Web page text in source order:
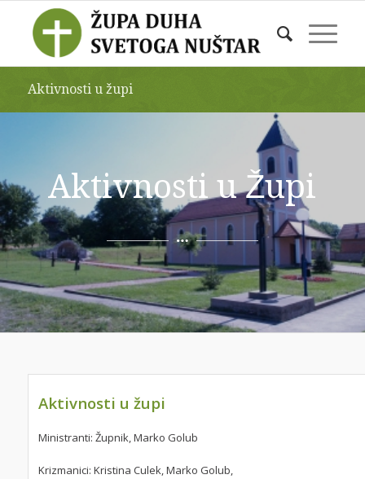
Aktivnosti u župi
Aktivnosti u Župi
Aktivnosti u župi
Ministranti: Župnik, Marko Golub
Krizmanici: Kristina Culek, Marko Golub,